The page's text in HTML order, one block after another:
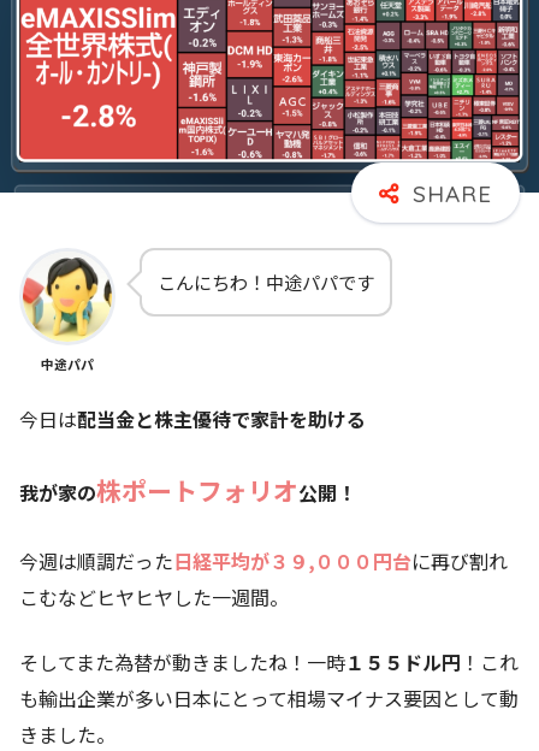
中途パパ
こんにちわ！中途パパです
今日は配当金と株主優待で家計を助ける
我が家の株ポートフォリオ公開！
今週は順調だった日経平均が３９,０００円台に再び割れ
こむなどヒヤヒヤした一週間。
そしてまた為替が動きましたね！一時１５５ ドル円 ！これ
も輸出企業が多い日本にとって相場マイナス要因として動
きました。